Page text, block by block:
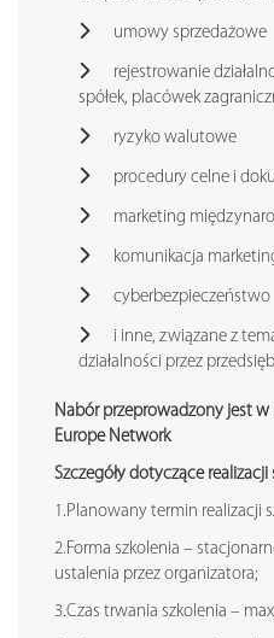
umowy sprzedażowe
rejestrowanie
spółek, placówek
ryzyko walutowe
procedury celne i
marketing
komunikacja
cyberbezpieczeństwo
i inne, związane z
działalności przez
Nabór przeprowadzony jest
Europe Network
Szczegóły dotyczące realizacji
1.Planowany termin realizacji
2.Forma szkolenia –
ustalenia przez organizatora;
3.Czas trwania szkolenia –